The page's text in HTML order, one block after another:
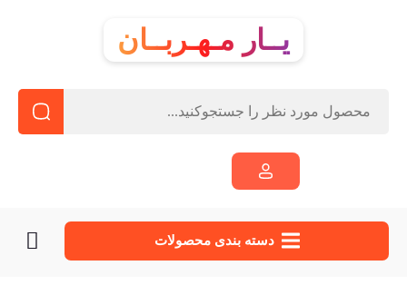
یــار مـهـربــان
دسته‌ بندی محصولات